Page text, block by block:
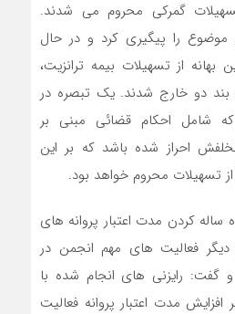
گمرکی محروم می شدند.
موضوع را پیگیری کرد و در حال
از تسهیلات بیمه ترانزیت،
دو خارج شدند. یک تبصره در
شامل احکام قضائی مبنی بر
احراز شده باشد که بر این
تسهیلات محروم خواهد بود.
ساله کردن مدت اعتبار پروانه های
فعالیت های مهم انجمن در
و گفت: رایزنی های انجام شده با
افزایش مدت اعتبار پروانه فعالیت